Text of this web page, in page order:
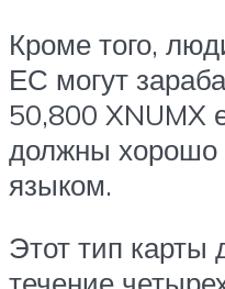
Кроме того,
ЕС могут
50,800 XNUMX
должны хорошо
языком.
Этот тип карты